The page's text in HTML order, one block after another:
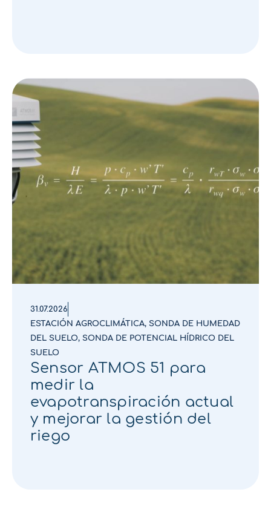
31.07.2026
ESTACIÓN AGROCLIMÁTICA, SONDA DE HUMEDAD
DEL SUELO, SONDA DE POTENCIAL HÍDRICO DEL
SUELO
Sensor ATMOS 51 para
medir la
evapotranspiración actual
y mejorar la gestión del
riego